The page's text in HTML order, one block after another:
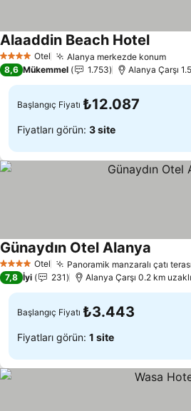
4 Yıldız Otel Alanya merkezde konum
Alaaddin Beach Hotel
8,6 Mükemmel 1.753 Alanya Çarşı
Başlangıç Fiyatı ₺12.087
Fiyatları görün: 3 site
4 Yıldız Otel Panoramik manzaralı çatı terası
Günaydın Otel Alanya
7,8 İyi 231 Alanya Çarşı 0.2 km
Başlangıç Fiyatı ₺3.443
Fiyatları görün: 1 site